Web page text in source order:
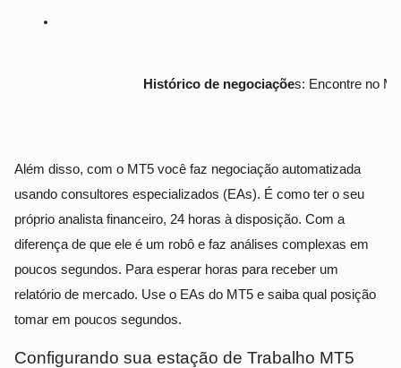
Histórico de negociações: Encontre no
Além disso, com o MT5 você faz negociação automatizada
usando consultores especializados (EAs). É como ter o seu
próprio analista financeiro, 24 horas à disposição. Com a
diferença de que ele é um robô e faz análises complexas em
poucos segundos. Para esperar horas para receber um
relatório de mercado. Use o EAs do MT5 e saiba qual posição
tomar em poucos segundos.
Configurando sua estação de Trabalho MT5